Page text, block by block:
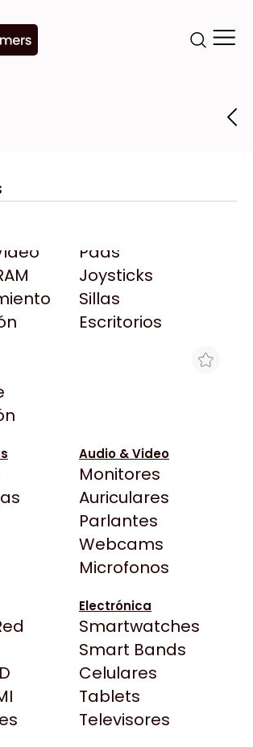
Pads
Joysticks
Sillas
Escritorios
Audio & Video
Monitores
Auriculares
Parlantes
Webcams
Microfonos
Electrónica
Smartwatches
Smart Bands
Celulares
Tablets
Televisores
HEADSET VINCHA
C MICRÓFONO SKYPE
en la página de Acuario